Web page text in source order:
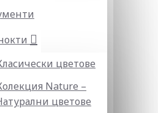
цветове
Nature –
цветове